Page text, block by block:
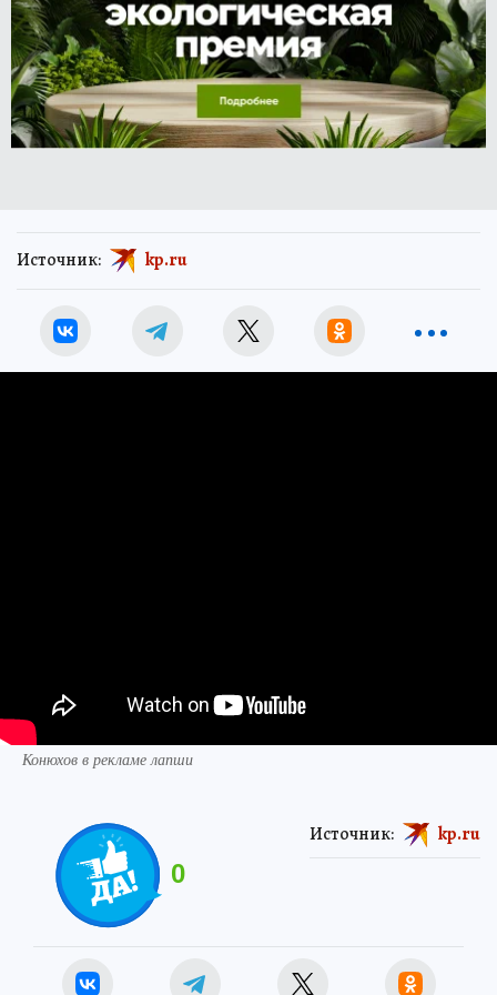
Источник: kp.ru
Конюхов в рекламе лапши
0
Источник: kp.ru